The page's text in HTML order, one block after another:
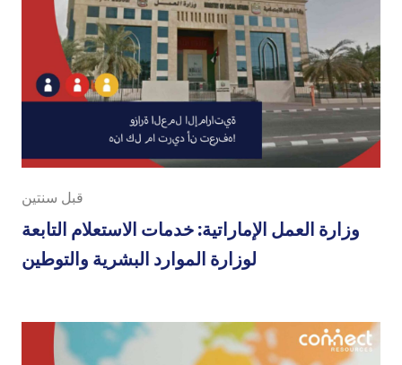
قبل سنتين
وزارة العمل الإماراتية: خدمات الاستعلام التابعة
لوزارة الموارد البشرية والتوطين